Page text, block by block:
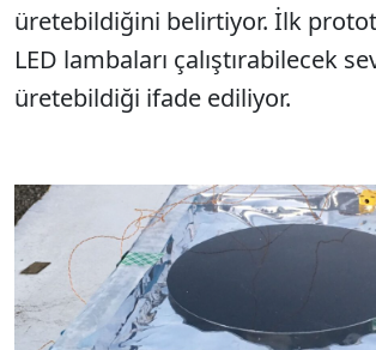
üretebildiğini belirtiyor. İlk
LED lambaları çalıştırabilecek
üretebildiği ifade ediliyor.